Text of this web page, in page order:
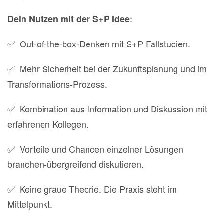
Dein Nutzen mit der S+P Idee:
✅ Out-of-the-box-Denken mit S+P Fallstudien.
✅ Mehr Sicherheit bei der Zukunftsplanung und im
Transformations-Prozess.
✅ Kombination aus Information und Diskussion mit
erfahrenen Kollegen.
✅ Vorteile und Chancen einzelner Lösungen
branchen-übergreifend diskutieren.
✅ Keine graue Theorie. Die Praxis steht im
Mittelpunkt.